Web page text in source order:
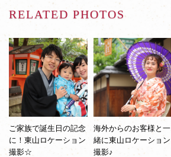
RELATED PHOTOS
ご家族で誕生日の記念
に！東山ロケーション
撮影☆
海外からのお客様と一
緒に東山ロケーション
撮影♪